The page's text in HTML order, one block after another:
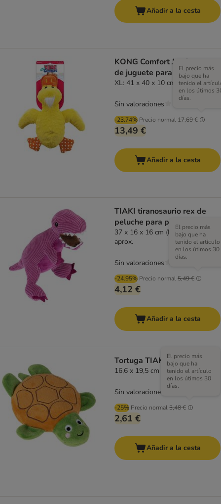
Añadir a la cesta
KONG Comfort Jumbo pato
de juguete para perros
XL: 41 x 40 x 10 cm (L x An x Al)
-23.74% Precio normal17,69 €
El precio más
bajo que ha
tenido el
en los útimos
días.
13,49 €
Sin valoraciones
Añadir a la cesta
TIAKI tiranosaurio rex de
peluche para perros
37 x 16 x 16 cm (L x An x Al)
aprox.
-24.95% Precio normal5,49 €
El precio más
bajo que ha
tenido el artículo
en los útimos 30
días.
4,12 €
Sin valoraciones
Añadir a la cesta
Tortuga TIAKI con sonido
16,6 x 19,5 cm (L x An)
-25% Precio normal3,48 €
El precio más
bajo que ha
tenido el artículo
en los útimos 30
días.
2,61 €
Sin valoraciones
Añadir a la cesta